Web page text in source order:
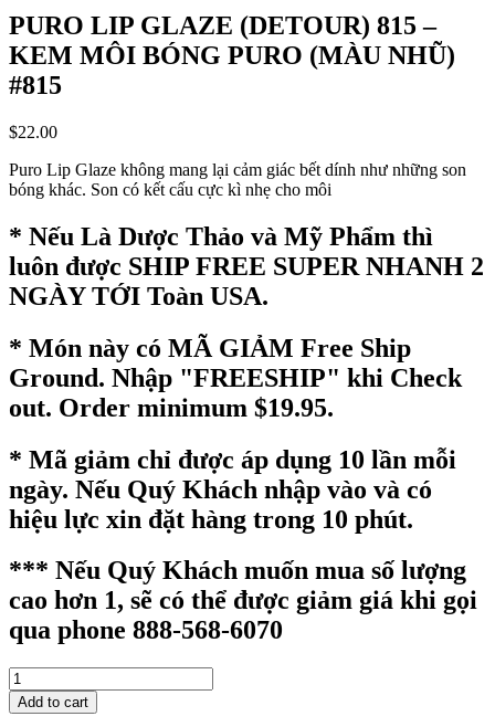
PURO LIP GLAZE (DETOUR) 815 –
KEM MÔI BÓNG PURO (MÀU NHŨ)
#815
$22.00
Puro Lip Glaze không mang lại cảm giác bết dính như những son
bóng khác. Son có kết cấu cực kì nhẹ cho môi
* Nếu Là Dược Thảo và Mỹ Phẩm thì
luôn được SHIP FREE SUPER NHANH 2
NGÀY TỚI Toàn USA.
* Món này có MÃ GIẢM Free Ship
Ground. Nhập "FREESHIP" khi Check
out. Order minimum $19.95.
* Mã giảm chỉ được áp dụng 10 lần mỗi
ngày. Nếu Quý Khách nhập vào và có
hiệu lực xin đặt hàng trong 10 phút.
*** Nếu Quý Khách muốn mua số lượng
cao hơn 1, sẽ có thể được giảm giá khi gọi
qua phone 888-568-6070
PURO
LIP
GLAZE
Add to cart